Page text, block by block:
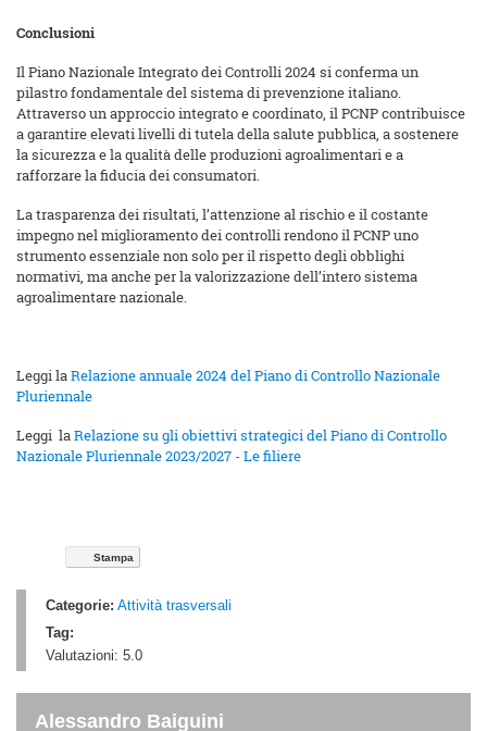
Conclusioni
Il Piano Nazionale Integrato dei Controlli 2024 si conferma un
pilastro fondamentale del sistema di prevenzione italiano.
Attraverso un approccio integrato e coordinato, il PCNP contribuisce
a garantire elevati livelli di tutela della salute pubblica, a sostenere
la sicurezza e la qualità delle produzioni agroalimentari e a
rafforzare la fiducia dei consumatori.
La trasparenza dei risultati, l’attenzione al rischio e il costante
impegno nel miglioramento dei controlli rendono il PCNP uno
strumento essenziale non solo per il rispetto degli obblighi
normativi, ma anche per la valorizzazione dell’intero sistema
agroalimentare nazionale.
Leggi laRelazione annuale 2024 del Piano di Controllo Nazionale
Pluriennale
Leggi laRelazione su gli obiettivi strategici del Piano di Controllo
Nazionale Pluriennale 2023/2027 - Le filiere
Stampa
Categorie: Attività trasversali
Tag:
Valutazioni: 5.0
Alessandro Baiguini